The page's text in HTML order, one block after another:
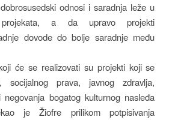
odnosi i saradnja leže u
a da upravo projekti
dovode do bolje saradnje među
će se realizovati su projekti koji se
socijalnog prava, javnog zdravlja,
bogatog kulturnog nasleđa
je Žiofre prilikom potpisivanja